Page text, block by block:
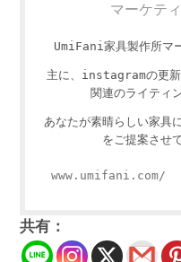
マーケテ
UmiFani家具製作所マ
主に、instagramの更新
関連のライティ
あなたが素晴らしい家具
をご提案させ
www.umifani.com/
共有：